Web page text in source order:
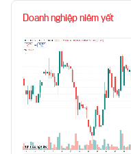
Doanh nghiệp niêm yết